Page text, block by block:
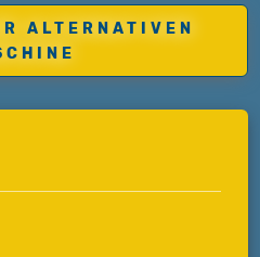
ALTERNATIVEN